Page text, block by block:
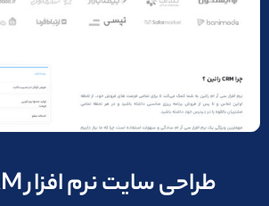
طراحی سایت نرم افزار CRM راتین